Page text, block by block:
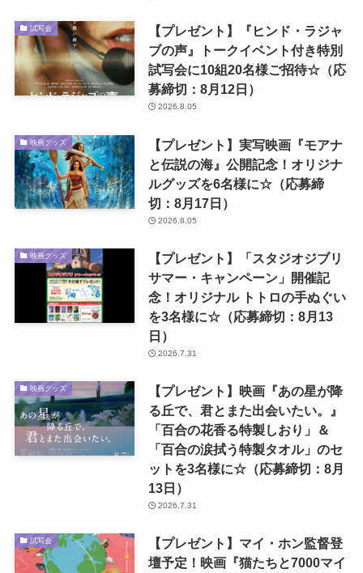
試写会
【プレゼント】『ヒンド・ラジャ
ブの声』トークイベント付き特別
試写会に10組20名様ご招待☆（応
募締切：8月12日）
2026.8.05
映画グッズ
【プレゼント】実写映画『モアナ
と伝説の海』公開記念！オリジナ
ルグッズを6名様に☆（応募締
切：8月17日）
2026.8.05
映画グッズ
【プレゼント】「スタジオジブリ
サマー・キャンペーン」開催記
念！オリジナル トトロの手ぬぐい
を3名様に☆（応募締切：8月13
日）
2026.7.31
映画グッズ
【プレゼント】映画『あの星が降
る丘で、君とまた出会いたい。』
「百合の花香る特製しおり」＆
「百合の涙拭う特製タオル」のセ
ットを3名様に☆（応募締切：8月
13日）
2026.7.31
試写会
【プレゼント】マイ・ホン監督登
壇予定！映画『猫たちと7000マイ